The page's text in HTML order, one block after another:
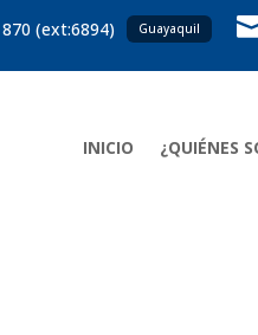
(ext:6894) Guayaquil
INICIO ¿QUIÉNES